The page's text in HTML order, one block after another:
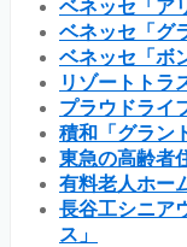
ベネッセ「ア
ベネッセ「グ
ベネッセ「ボ
リゾートトラ
プラウドライ
積和「グラン
東急の高齢者
有料老人ホー
長谷工シニア
ス」